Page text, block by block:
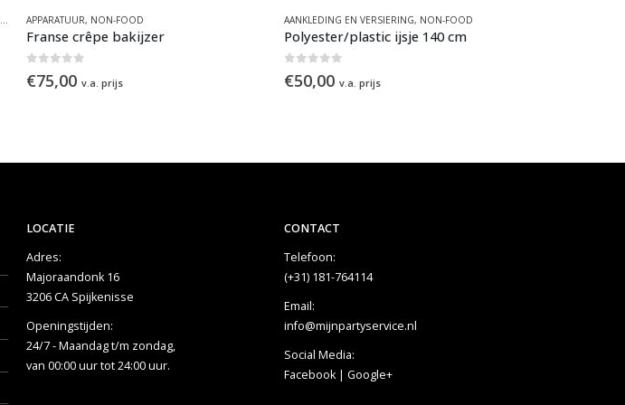
,KRAAMCONCEPTEN,KRAMEN EN HUISJES THEMAFEESTEN & EVENEMENTEN,VERHUUR PARTYMATERIALEN
APPARATUUR, NON-FOOD
Franse crêpe bakijzer
€75,00 v.a. prijs
AANKLEDING EN VERSIERING, NON-FOOD
Polyester/plastic ijsje 140 cm
€50,00 v.a. prijs
LOCATIE
Adres:
Majoraandonk 16
3206 CA Spijkenisse
Openingstijden:
24/7 - Maandag t/m zondag,
van 00:00 uur tot 24:00 uur.
CONTACT
Telefoon:
(+31) 181-764114
Email:
info@mijnpartyservice.nl
Social Media:
Facebook| Google+